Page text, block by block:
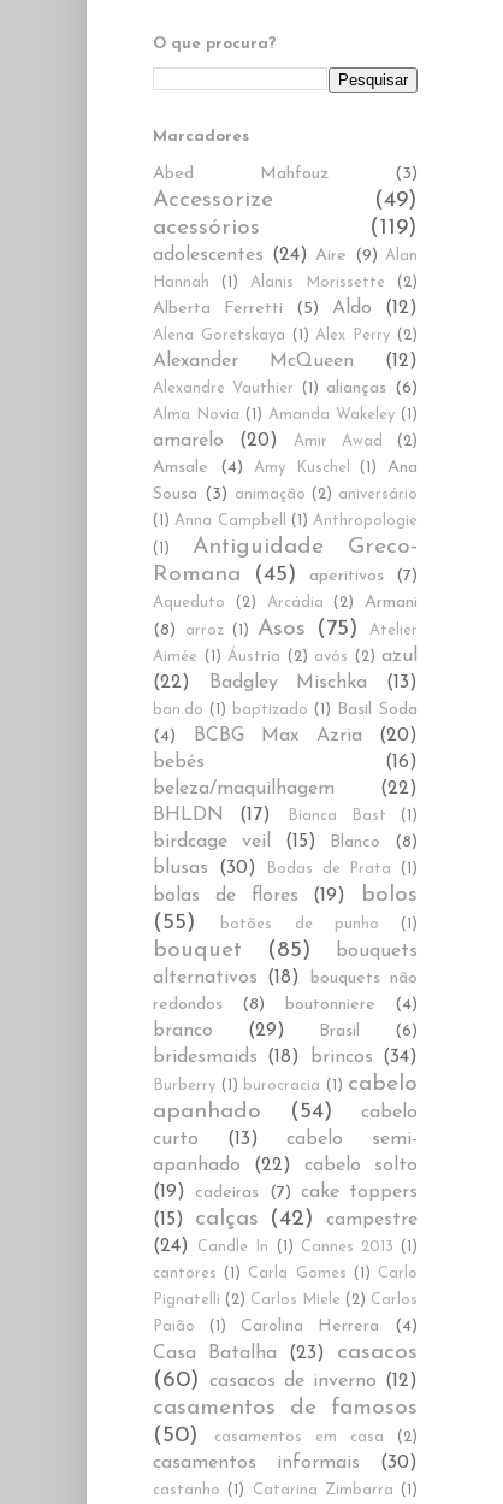
O que procura?
Marcadores
Abed Mahfouz (3)
Accessorize
(49)
acessórios
(119)
adolescentes (24) Aire (9) Alan
Hannah
(1) Alanis Morissette (2)
Alberta Ferretti (5) Aldo (12)
Alena Goretskaya (1) Alex Perry (2)
Alexander McQueen (12)
Alexandre Vauthier (1) alianças (6)
Alma Novia (1) Amanda Wakeley (1)
amarelo (20) Amir Awad (2)
Amsale (4) Amy Kuschel (1)
Ana
Sousa (3) animação (2) aniversário
(1) Anna Campbell (1) Anthropologie
(1)
Antiguidade Greco-
Romana
(45) aperitivos (7)
Aqueduto (2) Arcádia (2)
Armani
(8)
arroz (1) Asos (75)
Atelier
Aimée
(1) Áustria (2) avós (2) azul
(22)
Badgley Mischka (13)
ban.do (1) baptizado (1)
Basil Soda
(4)
BCBG Max Azria
(20)
bebés
(16)
beleza/maquilhagem
(22)
BHLDN
(17) Bianca Bast (1)
birdcage veil (15) Blanco (8)
blusas (30) Bodas de Prata (1)
bolas de flores (19)
bolos
(55)
botões de punho (1)
bouquet (85)
bouquets
alternativos
(18)
bouquets não
redondos
(8) boutonniere (4)
branco (29) Brasil (6)
bridesmaids (18) brincos (34)
Burberry (1) burocracia (1) cabelo
apanhado
(54)
cabelo
curto
(13)
cabelo semi-
apanhado
(22)
cabelo solto
(19)
cadeiras (7) cake toppers
(15)
calças (42)
campestre
(24)
Candle In (1) Cannes 2013
(1)
cantores
(1) Carla Gomes (1)
Carlo
Pignatelli (2) Carlos Miele (2) Carlos
Paião
(1) Carolina Herrera (4)
Casa Batalha (23)
casacos
(60)
casacos de inverno (12)
casamentos de famosos
(50)
casamentos em casa (2)
casamentos informais (30)
castanho (1) Catarina Zimbarra (1)